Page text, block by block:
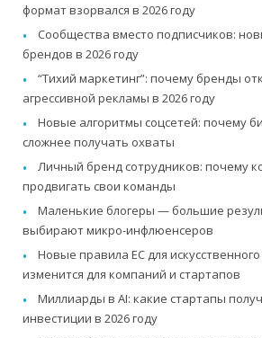
формат взорвался в 2026 году
Сообщества вместо подписчиков:
брендов в 2026 году
“Тихий маркетинг”: почему бренды
агрессивной рекламы в 2026 году
Новые алгоритмы соцсетей: почему
сложнее получать охваты
Личный бренд сотрудников: почему
продвигать свои команды
Маленькие блогеры — большие
выбирают микро-инфлюенсеров
Новые правила ЕС для
изменится для компаний и стартапов
Миллиарды в AI: какие стартапы
инвестиции в 2026 году